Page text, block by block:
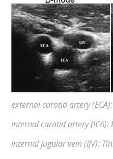
external carotid artery
internal carotid artery
Internal jugular vein (IJV):